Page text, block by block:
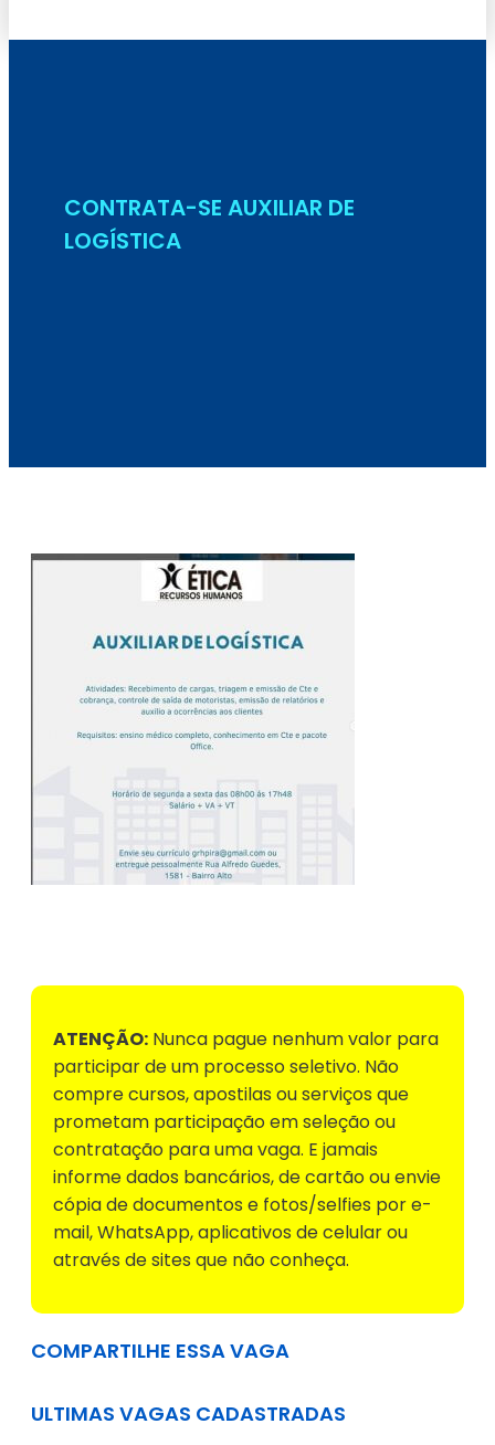
CONTRATA-SE AUXILIAR DE
LOGÍSTICA
ATENÇÃO: Nunca pague nenhum valor para
participar de um processo seletivo. Não
compre cursos, apostilas ou serviços que
prometam participação em seleção ou
contratação para uma vaga. E jamais
informe dados bancários, de cartão ou envie
cópia de documentos e fotos/selfies por e-
mail, WhatsApp, aplicativos de celular ou
através de sites que não conheça.
COMPARTILHE ESSA VAGA
ULTIMAS VAGAS CADASTRADAS